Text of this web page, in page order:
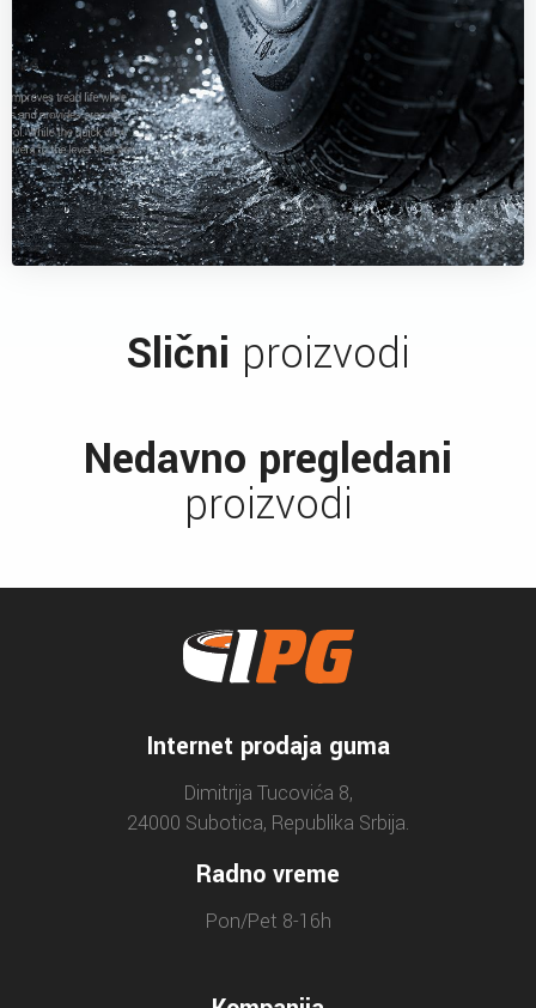
Slični proizvodi
Nedavno pregledani
proizvodi
Internet prodaja guma
Dimitrija Tucovića 8,
24000 Subotica, Republika Srbija.
Radno vreme
Pon/Pet 8-16h